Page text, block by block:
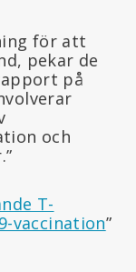
för att
pekar de
på
och
T-
vaccination”